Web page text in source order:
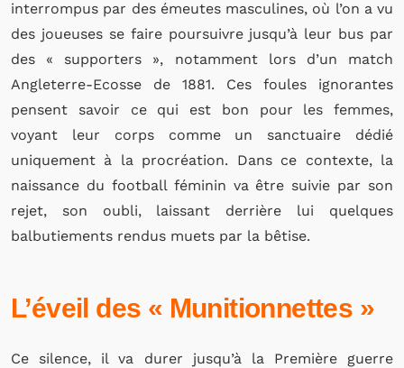
interrompus par des émeutes masculines, où l’on a vu
des joueuses se faire poursuivre jusqu’à leur bus par
des « supporters », notamment lors d’un match
Angleterre-Ecosse de 1881. Ces foules ignorantes
pensent savoir ce qui est bon pour les femmes,
voyant leur corps comme un sanctuaire dédié
uniquement à la procréation. Dans ce contexte, la
naissance du football féminin va être suivie par son
rejet, son oubli, laissant derrière lui quelques
balbutiements rendus muets par la bêtise.
L’éveil des « Munitionnettes »
Ce silence, il va durer jusqu’à la Première guerre